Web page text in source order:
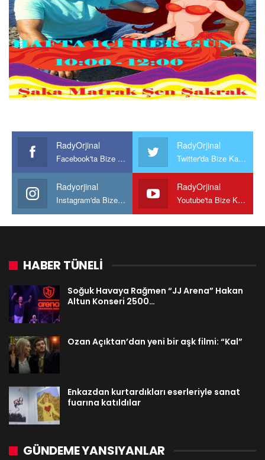
RadyOrjinal
Facebook'ta Bize Katılın
RadyOrjinal
Twitter'da Bize Katılın
Radyorjinal
Instagram'da Bize katılın
RadyOrjinal
Youtube'ta Bize Katılın
HABER TÜNELİ
Soğuk Havaya Rağmen “JJ Arena” Hakan
Altun Konseri 2500…
Ozan Açıktan’dan yeni bir aşk filmi: “Kal”
Enkazdan kurtardıkları eserleriyle sanat
fuarına katıldılar
GÜNDEME YANSIYANLAR